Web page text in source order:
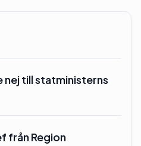
till statministerns
från Region